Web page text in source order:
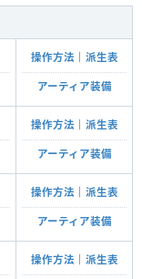
操作方法 派生表
アーティア装備
操作方法 派生表
アーティア装備
操作方法 派生表
アーティア装備
操作方法 派生表